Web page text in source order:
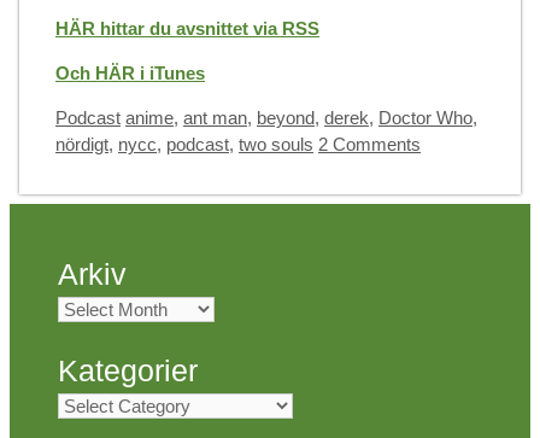
HÄR hittar du avsnittet via RSS
Och HÄR i iTunes
Categories
Podcast Tags
anime, ant man, beyond, derek, Doctor Who,
nördigt, nycc, podcast, two souls 2 Comments
Arkiv
Arkiv
Kategorier
Kategorier